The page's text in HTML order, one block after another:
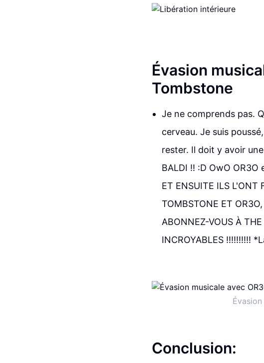
Évasion
Tombstone
Je ne comprends pas.
cerveau. Je suis
rester. Il doit y avoir
BALDI !! :D OwO
ET ENSUITE ILS L'ONT
TOMBSTONE ET
ABONNEZ-VOUS À
INCROYABLES !!!!!!!!!!
Conclusion: